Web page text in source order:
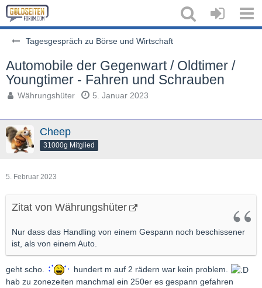
Tagesgespräch zu Börse und Wirtschaft
Automobile der Gegenwart / Oldtimer /
Youngtimer - Fahren und Schrauben
Währungshüter 5. Januar 2023
Cheep
31000g Mitglied
5. Februar 2023
Zitat von Währungshüter
Nur dass das Handling von einem Gespann noch beschissener
ist, als von einem Auto.
geht scho.
hundert m auf 2 rädern war kein problem.
hab zu zonezeiten manchmal ein 250er es gespann gefahren